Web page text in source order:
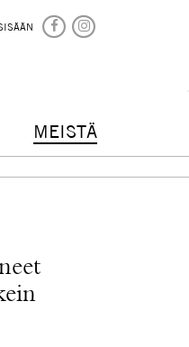
MEISTÄ